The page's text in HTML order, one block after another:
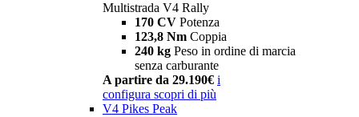
Multistrada V4 Rally
170 CV Potenza
123,8 Nm Coppia
240 kg Peso in ordine di marcia
senza carburante
A partire da 29.190€ i
configura scopri di più
V4 Pikes Peak